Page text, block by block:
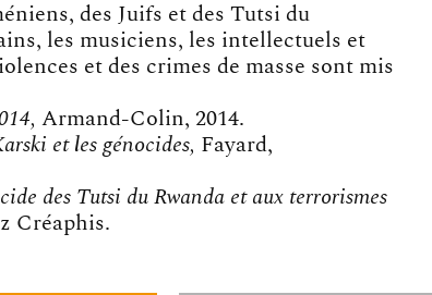
des Juifs et des Tutsi du
les musiciens, les intellectuels et
et des crimes de masse sont mis
Armand-Colin, 2014.
et les génocides, Fayard,
des Tutsi du Rwanda et aux terrorismes
Créaphis.